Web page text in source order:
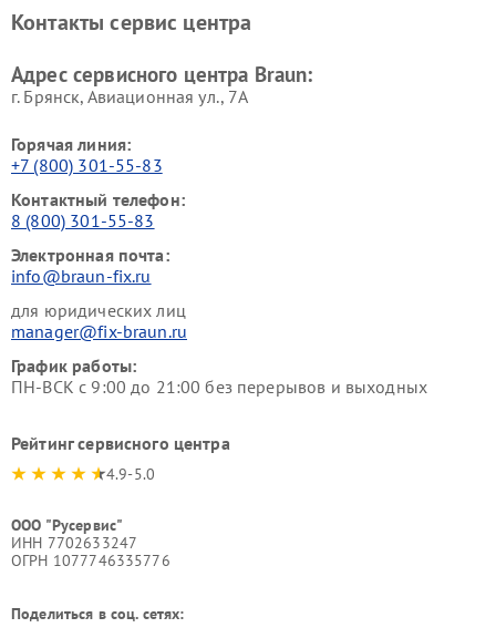
Контакты сервис центра
Адрес сервисного центра Braun:
г. Брянск, Авиационная ул., 7А
Горячая линия:
+7 (800) 301-55-83
Контактный телефон:
8 (800) 301-55-83
Электронная почта:
info@braun-fix.ru
для юридических лиц
manager@fix-braun.ru
График работы:
ПН-ВСК с 9:00 до 21:00 без перерывов и выходных
Рейтинг сервисного центра
4.9-5.0
ООО "Русервис"
ИНН 7702633247
ОГРН 1077746335776
Поделиться в соц. сетях: